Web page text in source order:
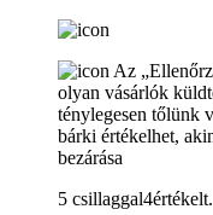
Az
olyan vásárlók
ténylegesen tőlünk
bárki értékelhet,
bezárása
5 csillaggal4értékelt.